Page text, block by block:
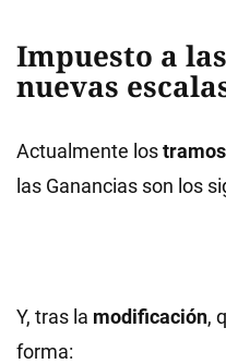
Impuesto a
nuevas
Actualmente los
las Ganancias son los
Y, tras la modificación,
forma: